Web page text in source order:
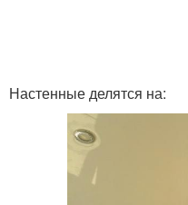
Настенные карнизы
Настенные делятся на: